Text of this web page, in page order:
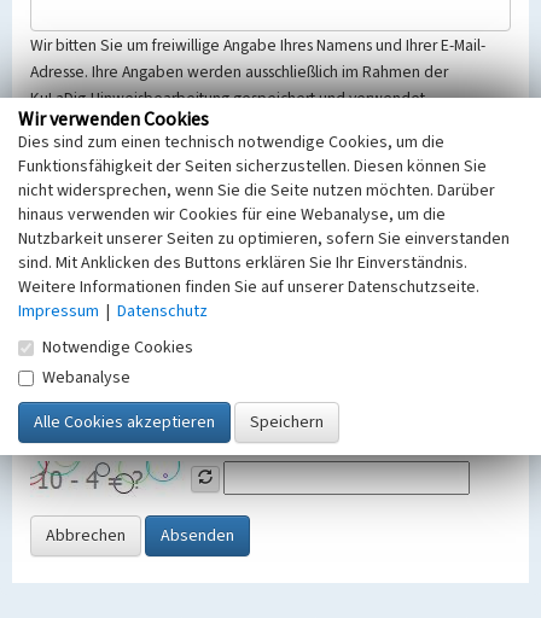
Wir bitten Sie um freiwillige Angabe Ihres Namens und Ihrer E-Mail-
Adresse. Ihre Angaben werden ausschließlich im Rahmen der
KuLaDig-Hinweisbearbeitung gespeichert und verwendet.
Selbstverständlich werden diese entsprechend der Vorschriften des
Telemediengesetzes, des Datenschutzgesetzes NRW und der seit
dem 25.05.2018 gültigen Europäischen Datenschutzgrundverordnung
(EU-DSGVO) vertraulich behandelt, beachten Sie bitte unsere
Hinweise zumDatenschutz
Nachricht
SicherheitsabfrageTragen Sie unten das Rechenergebnis aus der
Grafik ein
Abbrechen Absenden
Wir verwenden Cookies
Dies sind zum einen technisch notwendige Cookies, um die
Funktionsfähigkeit der Seiten sicherzustellen. Diesen können Sie
nicht widersprechen, wenn Sie die Seite nutzen möchten. Darüber
hinaus verwenden wir Cookies für eine Webanalyse, um die
Nutzbarkeit unserer Seiten zu optimieren, sofern Sie einverstanden
sind. Mit Anklicken des Buttons erklären Sie Ihr Einverständnis.
Weitere Informationen finden Sie auf unserer Datenschutzseite.
Impressum | Datenschutz
Notwendige Cookies
Webanalyse